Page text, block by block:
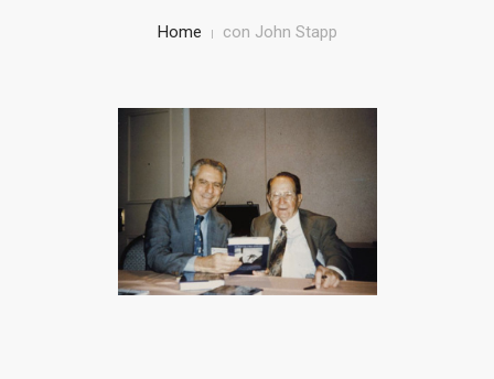
Home con John Stapp